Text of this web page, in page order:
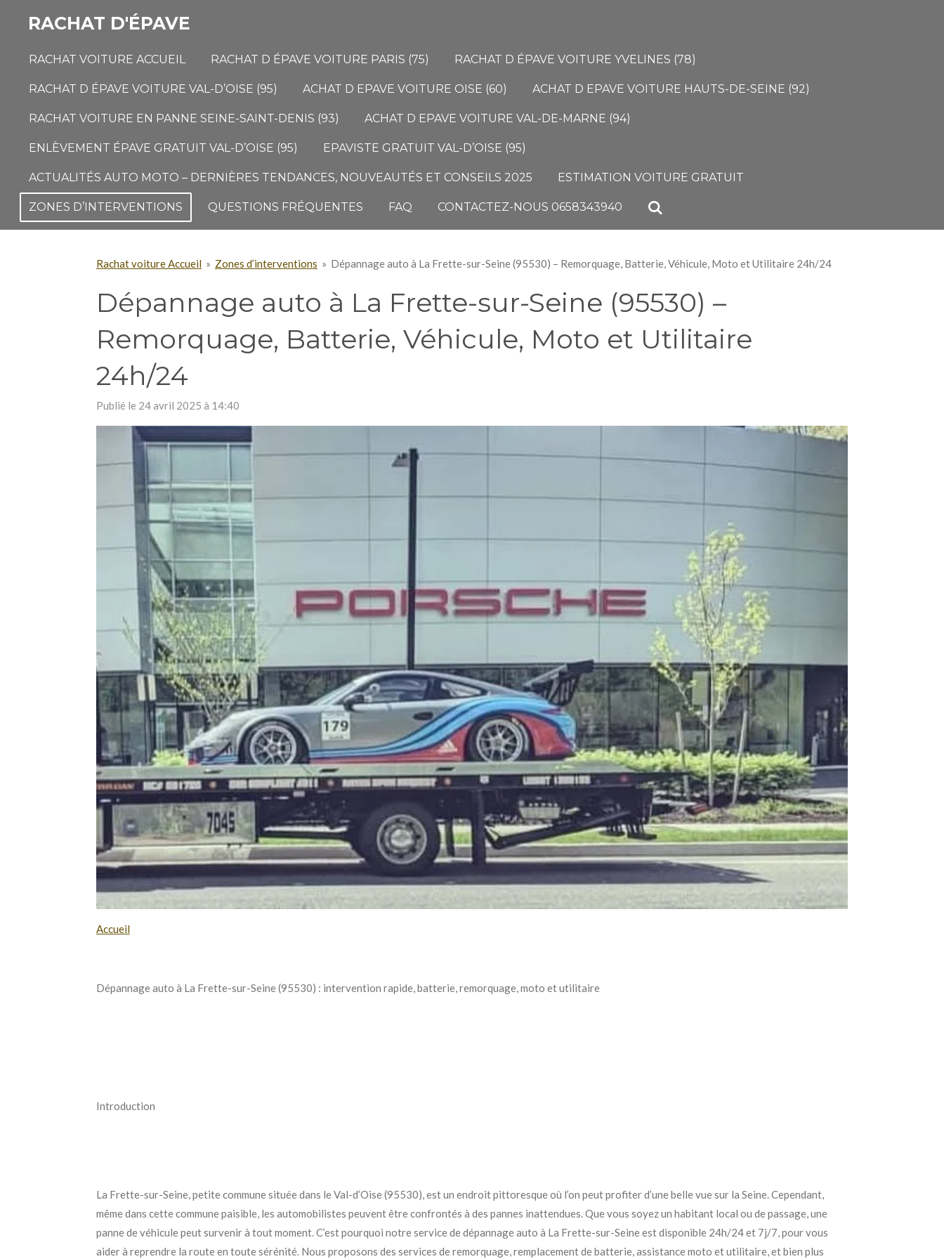
Passer
contenu
RACHAT D'ÉPAVE
RACHAT VOITURE ACCUEIL RACHAT D ÉPAVE VOITURE PARIS (75) RACHAT D ÉPAVE VOITURE YVELINES (78)
RACHAT D ÉPAVE VOITURE VAL-D’OISE (95) ACHAT D EPAVE VOITURE OISE (60) ACHAT D EPAVE VOITURE HAUTS-DE-SEINE (92)
RACHAT VOITURE EN PANNE SEINE-SAINT-DENIS (93) ACHAT D EPAVE VOITURE VAL-DE-MARNE (94)
ENLÈVEMENT ÉPAVE GRATUIT VAL-D’OISE (95) EPAVISTE GRATUIT VAL-D’OISE (95)
ACTUALITÉS AUTO MOTO – DERNIÈRES TENDANCES, NOUVEAUTÉS ET CONSEILS 2025 ESTIMATION VOITURE GRATUIT
ZONES D’INTERVENTIONS QUESTIONS FRÉQUENTES FAQ CONTACTEZ-NOUS 0658343940
Rachat voiture Accueil » Zones d’interventions » Dépannage auto à La Frette-sur-Seine (95530) – Remorquage, Batterie, Véhicule, Moto et Utilitaire 24h/24
Dépannage auto à La Frette-sur-Seine (95530) –
Remorquage, Batterie, Véhicule, Moto et Utilitaire
24h/24
Publié le 24 avril 2025 à 14:40
Accueil
Dépannage auto à La Frette-sur-Seine (95530) : intervention rapide, batterie, remorquage, moto et utilitaire
Introduction
La Frette-sur-Seine, petite commune située dans le Val-d’Oise (95530), est un endroit pittoresque où l’on peut profiter d’une belle vue sur la Seine. Cependant,
même dans cette commune paisible, les automobilistes peuvent être confrontés à des pannes inattendues. Que vous soyez un habitant local ou de passage, une
panne de véhicule peut survenir à tout moment. C’est pourquoi notre service de dépannage auto à La Frette-sur-Seine est disponible 24h/24 et 7j/7, pour vous
aider à reprendre la route en toute sérénité. Nous proposons des services de remorquage, remplacement de batterie, assistance moto et utilitaire, et bien plus